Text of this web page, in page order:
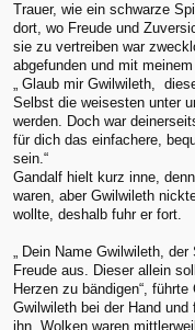
Trauer, wie ein schwarze
dort, wo Freude und
sie zu vertreiben war
abgefunden und mit
„ Glaub mir Gwilwileth,
Selbst die weisesten unter
werden. Doch war
für dich das einfachere,
sein.“
Gandalf hielt kurz inne,
waren, aber Gwilwileth
wollte, deshalb fuhr er fort.
„ Dein Name Gwilwileth,
Freude aus. Dieser allein
Herzen zu bändigen“,
Gwilwileth bei der Hand
ihn. Wolken waren